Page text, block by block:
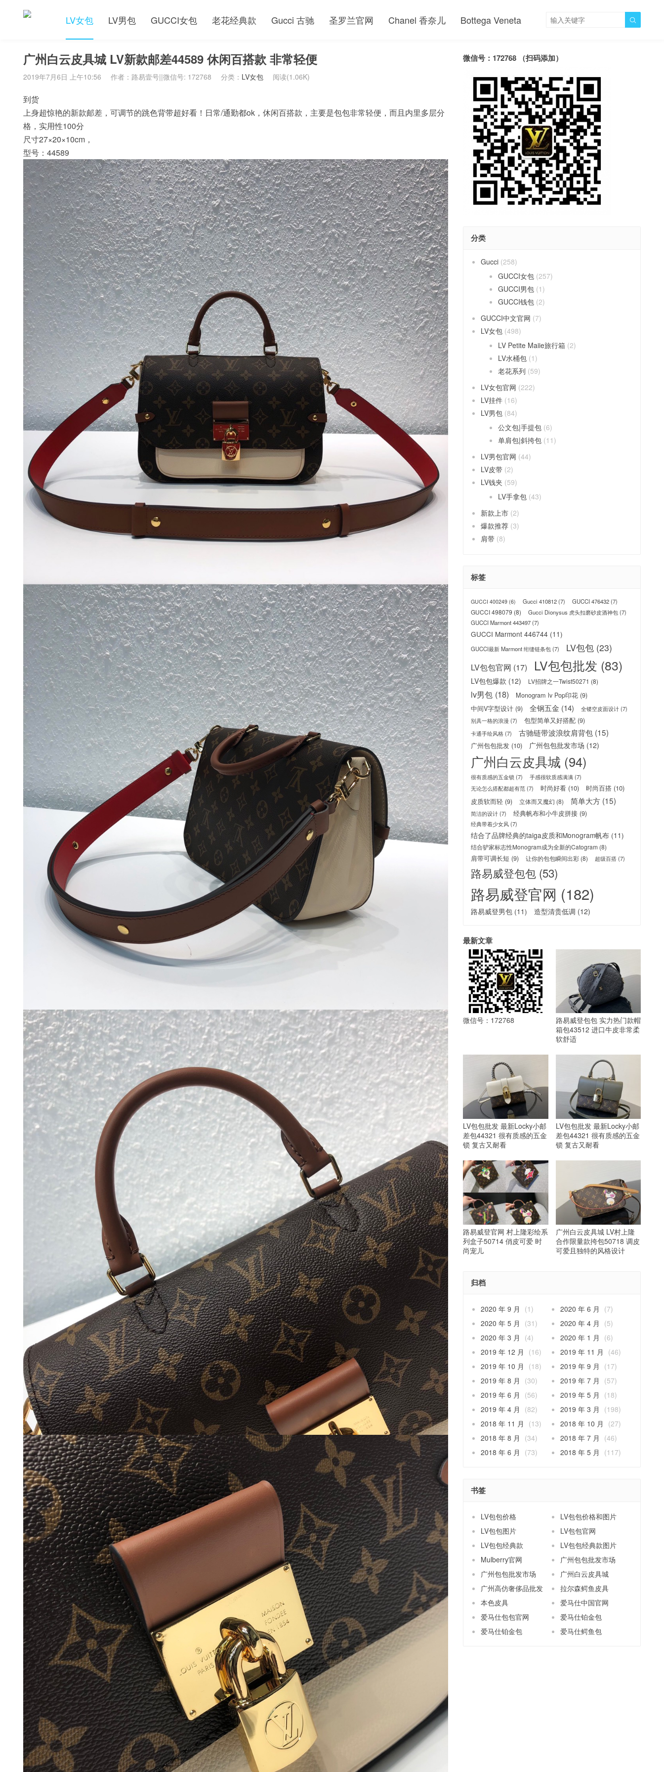
LV女包 LV男包 GUCCI女包 老花经典款 Gucci 古驰 圣罗兰官网 Chanel 香奈儿 Bottega Veneta 
广州白云皮具城 LV新款邮差44589 休闲百搭款 非常轻便
2019年7月6日 上午10:56 作者：路易壹号||微信号: 172768 分类： LV女包 阅读(1.06K)
到货
上身超惊艳的新款邮差，可调节的跳色背带超好看！日常/通勤都ok，休闲百搭款，主要是包包非常轻便，而且内里多层分
格，实用性100分
尺寸27×20×10cm，
型号：44589
微信号：172768 （扫码添加）
分类
Gucci (258)
GUCCI女包 (257)
GUCCI男包 (1)
GUCCI钱包 (2)
GUCCI中文官网 (7)
LV女包 (498)
LV Petite Maiie旅行箱 (2)
LV水桶包 (1)
老花系列 (59)
LV女包官网 (222)
LV挂件 (16)
LV男包 (84)
公文包|手提包 (6)
单肩包|斜挎包 (11)
LV男包官网 (44)
LV皮带 (2)
LV钱夹 (59)
LV手拿包 (43)
新款上市 (2)
爆款推荐 (3)
肩带 (8)
标签
GUCCI 400249 (6) Gucci 410812(7) GUCCI 476432(7)
GUCCI 498079 (8) Gucci Dionysus 虎头扣磨砂皮酒神包(7)
GUCCI Marmont 443497(7)
GUCCI Marmont 446744 (11)
GUCCI最新 Marmont 绗缝链条包(7) LV包包 (23)
LV包包官网 (17) LV包包批发 (83)
LV包包爆款 (12) LV招牌之一Twist50271 (8)
lv男包 (18) Monogram lv Pop印花 (9)
中间V字型设计 (9) 全钢五金 (14) 全镂空皮面设计(7)
别具一格的浪漫 (7) 包型简单又好搭配 (9)
卡通手绘风格(7) 古驰链带波浪纹肩背包 (15)
广州包包批发 (10) 广州包包批发市场 (12)
广州白云皮具城 (94)
很有质感的五金锁 (7) 手感很软质感满满(7)
无论怎么搭配都超有范(7) 时尚好看 (10) 时尚百搭 (10)
皮质软而轻 (9) 立体而又魔幻 (8) 简单大方 (15)
简洁的设计(7) 经典帆布和小牛皮拼接 (9)
经典带着少女风(7)
结合了品牌经典的taiga皮质和Monogram帆布 (11)
结合驴家标志性Monogram成为全新的Catogram (8)
肩带可调长短 (9) 让你的包包瞬间出彩 (8) 超级百搭(7)
路易威登包包 (53)
路易威登官网 (182)
路易威登男包 (11) 造型清贵低调 (12)
最新文章
微信号：172768
路易威登包包 实力热门款帽
箱包43512 进口牛皮非常柔
软舒适
LV包包批发 最新Locky小邮
差包44321 很有质感的五金
锁 复古又耐看
LV包包批发 最新Locky小邮
差包44321 很有质感的五金
锁 复古又耐看
路易威登官网 村上隆彩绘系
列盒子50714 俏皮可爱 时
尚宠儿
广州白云皮具城 LV村上隆
合作限量款挎包50718 调皮
可爱且独特的风格设计
归档
2020 年 9 月 (1) 2020 年 6 月
(7)
2020 年 5 月
(31) 2020 年 4 月
(5)
2020 年 3 月
(4) 2020 年 1 月
(6)
2019 年 12 月
(16) 2019 年 11 月
(46)
2019 年 10 月
(18) 2019 年 9 月
(17)
2019 年 8 月
(30) 2019 年 7 月
(57)
2019 年 6 月
(56) 2019 年 5 月
(18)
2019 年 4 月
(82) 2019 年 3 月
(198)
2018 年 11 月
(13) 2018 年 10 月
(27)
2018 年 8 月
(34) 2018 年 7 月
(46)
2018 年 6 月
(73) 2018 年 5 月 (117)
书签
LV包包价格
LV包包价格和图片
LV包包图片
LV包包官网
LV包包经典款
LV包包经典款图片
Mulberry官网
广州包包批发市场
广州包包批发市场
广州白云皮具城
广州高仿奢侈品批发
拉尔森鳄鱼皮具
本色皮具
爱马仕中国官网
爱马仕包包官网
爱马仕铂金包
爱马仕铂金包
爱马仕鳄鱼包